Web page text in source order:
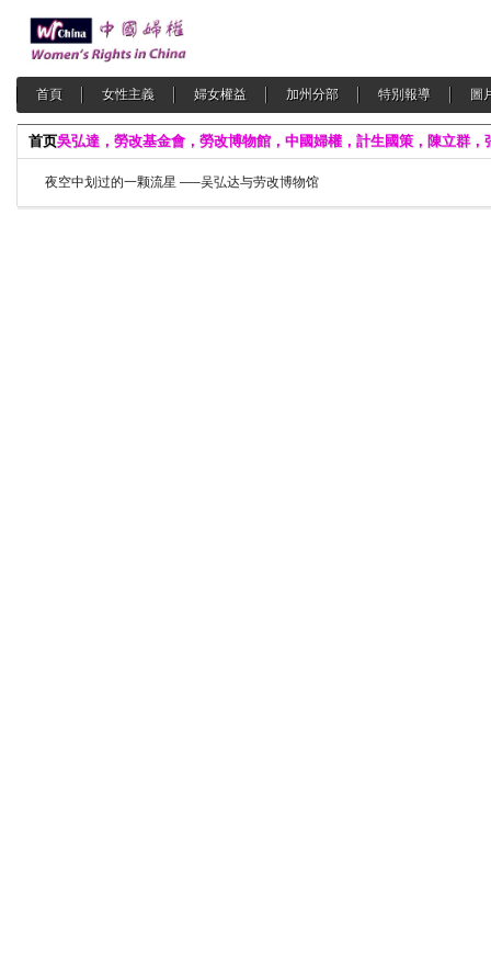
首頁 女性主義 婦女權益 加州分部 特別報導 圖
首页吳弘達，勞改基金會，勞改博物館，中國婦權，計生國策，陳立群，
夜空中划过的一颗流星 —–吴弘达与劳改博物馆